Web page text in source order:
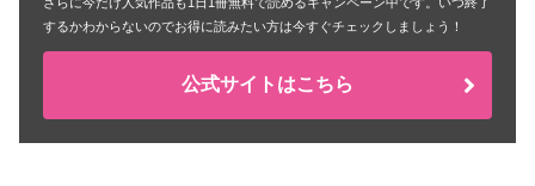
するかわからないのでお得に読みたい方は今すぐチェックしましょう！
公式サイトはこちら